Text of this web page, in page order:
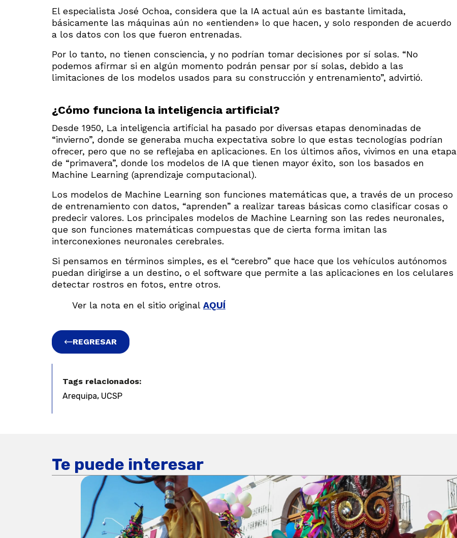
El especialista José Ochoa, considera que la IA actual aún es bastante limitada,
básicamente las máquinas aún no «entienden» lo que hacen, y solo responden de acuerdo
a los datos con los que fueron entrenadas.
Por lo tanto, no tienen consciencia, y no podrían tomar decisiones por sí solas. “No
podemos afirmar si en algún momento podrán pensar por sí solas, debido a las
limitaciones de los modelos usados para su construcción y entrenamiento”, advirtió.
¿Cómo funciona la inteligencia artificial?
Desde 1950, La inteligencia artificial ha pasado por diversas etapas denominadas de
“invierno”, donde se generaba mucha expectativa sobre lo que estas tecnologías podrían
ofrecer, pero que no se reflejaba en aplicaciones. En los últimos años, vivimos en una etapa
de “primavera”, donde los modelos de IA que tienen mayor éxito, son los basados en
Machine Learning (aprendizaje computacional).
Los modelos de Machine Learning son funciones matemáticas que, a través de un proceso
de entrenamiento con datos, “aprenden” a realizar tareas básicas como clasificar cosas o
predecir valores. Los principales modelos de Machine Learning son las redes neuronales,
que son funciones matemáticas compuestas que de cierta forma imitan las
interconexiones neuronales cerebrales.
Si pensamos en términos simples, es el “cerebro” que hace que los vehículos autónomos
puedan dirigirse a un destino, o el software que permite a las aplicaciones en los celulares
detectar rostros en fotos, entre otros.
Ver la nota en el sitio original AQUÍ
REGRESAR
Tags relacionados:
Arequipa, UCSP
Te puede interesar